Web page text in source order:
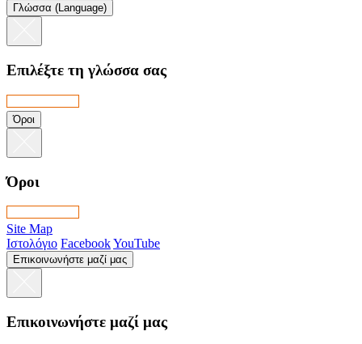
Γλώσσα (Language)
Επιλέξτε τη γλώσσα σας
Όροι
Όροι
Site Map
Ιστολόγιο FacebookYouTube
Επικοινωνήστε μαζί μας
Επικοινωνήστε μαζί μας